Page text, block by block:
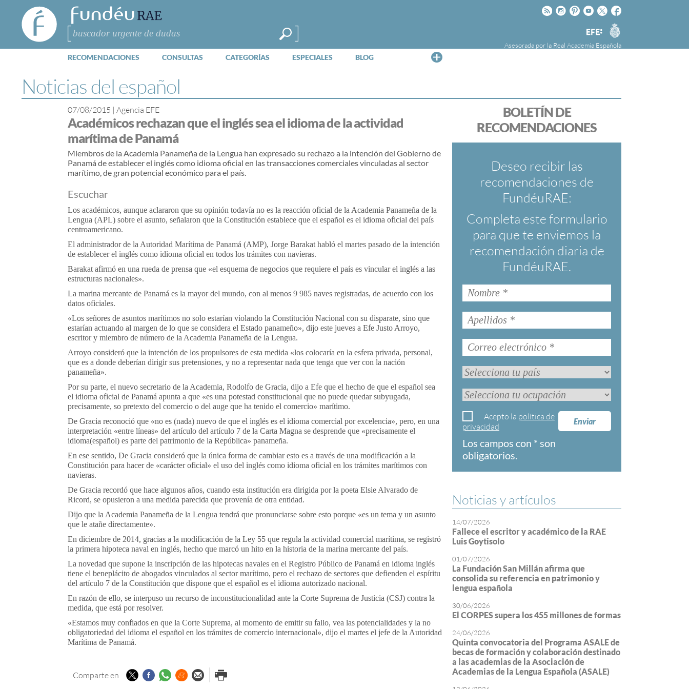
FundéuRAE
- Fundación
del Español
Urgente
Buscar
Facebook
Twitter
Youtube
Pinteres
Instagram
Rss
Agencia
EFE
Asesorada por la Real Academia Española
RECOMENDACIONES CONSULTAS CATEGORÍAS ESPECIALES BLOG
la Agencia Efe y la Real Academia Española,
cuyo objetivo es colaborar con el buen uso del
español en los medios de comunicación y en
Internet.
Noticias del español
BOLETÍN DE
RECOMENDACIONES
Deseo recibir las
recomendaciones de
FundéuRAE:
Completa este formulario
para que te enviemos la
recomendación diaria de
FundéuRAE.
Enviar
Acepto la política de
privacidad
Los campos con * son
obligatorios.
07/08/2015 | Agencia EFE
Académicos rechazan que el inglés sea el idioma de la actividad
marítima de Panamá
Miembros de la Academia Panameña de la Lengua han expresado su rechazo a la intención del Gobierno de
Panamá de establecer el inglés como idioma oficial en las transacciones comerciales vinculadas al sector
marítimo, de gran potencial económico para el país.
Escuchar
Los académicos, aunque aclararon que su opinión todavía no es la reacción oficial de la Academia Panameña de la
Lengua (APL) sobre el asunto, señalaron que la Constitución establece que el español es el idioma oficial del país
centroamericano.
El administrador de la Autoridad Marítima de Panamá (AMP), Jorge Barakat habló el martes pasado de la intención
de establecer el inglés como idioma oficial en todos los trámites con navieras.
Barakat afirmó en una rueda de prensa que «el esquema de negocios que requiere el país es vincular el inglés a las
estructuras nacionales».
La marina mercante de Panamá es la mayor del mundo, con al menos 9 985 naves registradas, de acuerdo con los
datos oficiales.
«Los señores de asuntos marítimos no solo estarían violando la Constitución Nacional con su disparate, sino que
estarían actuando al margen de lo que se considera el Estado panameño», dijo este jueves a Efe Justo Arroyo,
escritor y miembro de número de la Academia Panameña de la Lengua.
Arroyo consideró que la intención de los propulsores de esta medida «los colocaría en la esfera privada, personal,
que es a donde deberían dirigir sus pretensiones, y no a representar nada que tenga que ver con la nación
panameña».
Por su parte, el nuevo secretario de la Academia, Rodolfo de Gracia, dijo a Efe que el hecho de que el español sea
el idioma oficial de Panamá apunta a que «es una potestad constitucional que no puede quedar subyugada,
precisamente, so pretexto del comercio o del auge que ha tenido el comercio» marítimo.
De Gracia reconoció que «no es (nada) nuevo de que el inglés es el idioma comercial por excelencia», pero, en una
interpretación «entre líneas» del artículo del artículo 7 de la Carta Magna se desprende que «precisamente el
idioma(español) es parte del patrimonio de la República» panameña.
En ese sentido, De Gracia consideró que la única forma de cambiar esto es a través de una modificación a la
Constitución para hacer de «carácter oficial» el uso del inglés como idioma oficial en los trámites marítimos con
navieras.
De Gracia recordó que hace algunos años, cuando esta institución era dirigida por la poeta Elsie Alvarado de
Ricord, se opusieron a una medida parecida que provenía de otra entidad.
Dijo que la Academia Panameña de la Lengua tendrá que pronunciarse sobre esto porque «es un tema y un asunto
que le atañe directamente».
En diciembre de 2014, gracias a la modificación de la Ley 55 que regula la actividad comercial marítima, se registró
la primera hipoteca naval en inglés, hecho que marcó un hito en la historia de la marina mercante del país.
La novedad que supone la inscripción de las hipotecas navales en el Registro Público de Panamá en idioma inglés
tiene el beneplácito de abogados vinculados al sector marítimo, pero el rechazo de sectores que defienden el espíritu
del artículo 7 de la Constitución que dispone que el español es el idioma autorizado nacional.
En razón de ello, se interpuso un recurso de inconstitucionalidad ante la Corte Suprema de Justicia (CSJ) contra la
medida, que está por resolver.
«Estamos muy confiados en que la Corte Suprema, al momento de emitir su fallo, vea las potencialidades y la no
obligatoriedad del idioma el español en los trámites de comercio internacional», dijo el martes el jefe de la Autoridad
Marítima de Panamá.
Comparte en TwitterFacebook
Whatsapp
Menéame
Enviar porImprimir
Noticias y artículos
14/07/2026
Fallece el escritor y académico de la RAE
Luis Goytisolo
01/07/2026
La Fundación San Millán afirma que
consolida su referencia en patrimonio y
lengua española
30/06/2026
El CORPES supera los 455 millones de formas
24/06/2026
Quinta convocatoria del Programa ASALE de
becas de formación y colaboración destinado
a las academias de la Asociación de
Academias de la Lengua Española (ASALE)